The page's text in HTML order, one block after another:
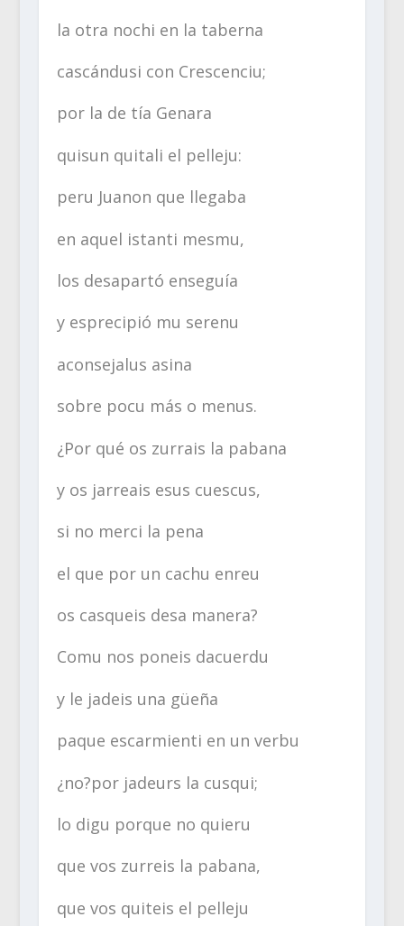
la otra nochi en la taberna
cascándusi con Crescenciu;
por la de tía Genara
quisun quitali el pelleju:
peru Juanon que llegaba
en aquel istanti mesmu,
los desapartó enseguía
y esprecipió mu serenu
aconsejalus asina
sobre pocu más o menus.
¿Por qué os zurrais la pabana
y os jarreais esus cuescus,
si no merci la pena
el que por un cachu enreu
os casqueis desa manera?
Comu nos poneis dacuerdu
y le jadeis una güeña
paque escarmienti en un verbu
¿no?por jadeurs la cusqui;
lo digu porque no quieru
que vos zurreis la pabana,
que vos quiteis el pelleju